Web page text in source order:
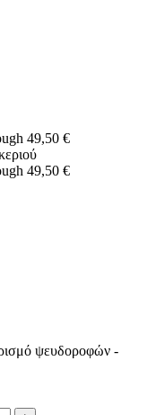
49,50 €
49,50 €
ψευδοροφών -